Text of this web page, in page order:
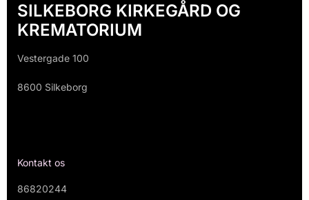
SILKEBORG KIRKEGÅRD OG
KREMATORIUM
Vestergade 100
8600 Silkeborg
Kontakt os
86820244